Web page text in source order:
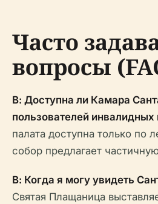
Часто
вопросы
В: Доступна ли Камара
пользователей инвалидных
палата доступна только по
собор предлагает
В: Когда я могу увидеть
Святая Плащаница